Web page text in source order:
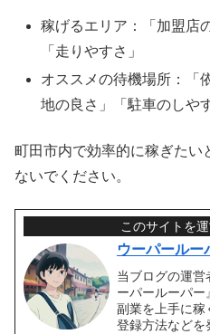
稼げるエリア：「加盟店
「走りやすさ」
オススメの待機場所：「
地の良さ」「駐車のしや
町田市内で効率的に稼ぎたい
ないでください。
このサイトを
ウーパールー
当ブログの運営
ーパールーパ
副業を上手に稼
登録方法などを